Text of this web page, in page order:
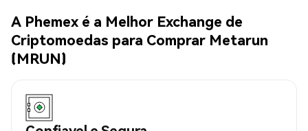
A Phemex é a Melhor Exchange de
Criptomoedas para Comprar Metarun
(MRUN)